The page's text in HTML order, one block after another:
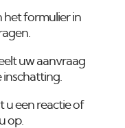
het formulier in
uw aanvraag
inschatting.
u een reactie of
op.